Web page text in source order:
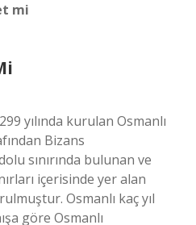
mi
yılında kurulan Osmanlı
Bizans
sınırında bulunan ve
içerisinde yer alan
Osmanlı kaç yıl
göre Osmanlı